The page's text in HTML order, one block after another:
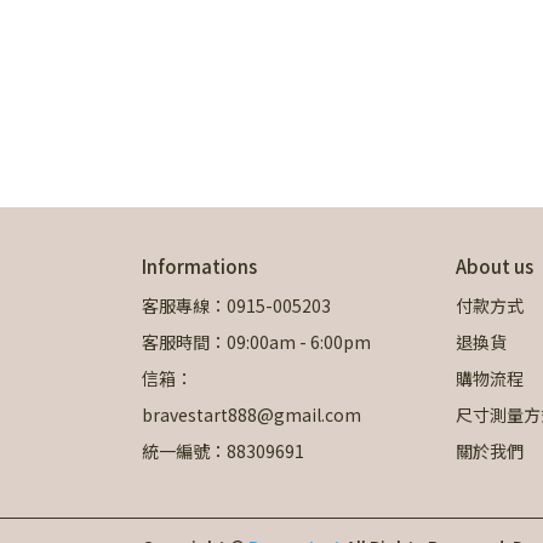
Informations
客服專線：0915-005203
客服時間：09:00am - 6:00pm
信箱：
bravestart888@gmail.com
統一編號：88309691
About us
付款方式
退換貨
購物流程
尺寸測量
關於我們